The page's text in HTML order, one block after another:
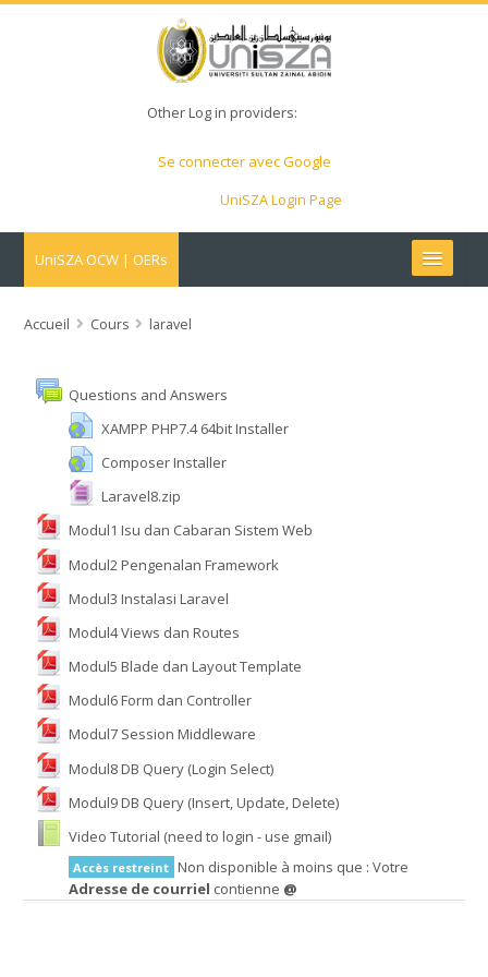
Other Log in providers:
Se connecter avec Google
UniSZA Login Page
UniSZA OCW | OERs
My Courses
e-Learning Website
UniSZA Website
Français ‎(fr)‎
des
cours
Accueil Cours laravel
Questions and Answers
XAMPP PHP7.4 64bit Installer
Composer Installer
Laravel8.zip
Modul1 Isu dan Cabaran Sistem Web
Modul2 Pengenalan Framework
Modul3 Instalasi Laravel
Modul4 Views dan Routes
Modul5 Blade dan Layout Template
Modul6 Form dan Controller
Modul7 Session Middleware
Modul8 DB Query (Login Select)
Modul9 DB Query (Insert, Update, Delete)
Video Tutorial (need to login - use gmail)
Accès restreint Non disponible à moins que : Votre
Adresse de courriel contienne @